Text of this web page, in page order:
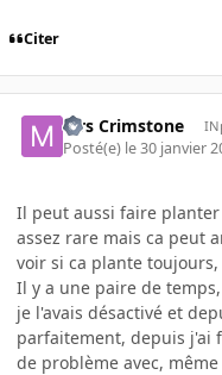
Citer
Mrs Crimstone
Posté(e) le 30 janvier
Il peut aussi faire
assez rare mais ca peut
voir si ca plante
Il y a une paire de
je l'avais désactivé et
parfaitement, depuis j'ai
de problème avec, même